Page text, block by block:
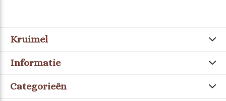
Kruimel
Informatie
Categorieën